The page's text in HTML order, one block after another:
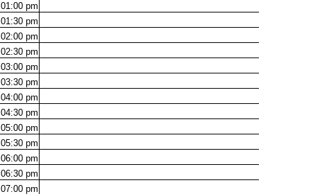
01:00 pm
01:30 pm
02:00 pm
02:30 pm
03:00 pm
03:30 pm
04:00 pm
04:30 pm
05:00 pm
05:30 pm
06:00 pm
06:30 pm
07:00 pm